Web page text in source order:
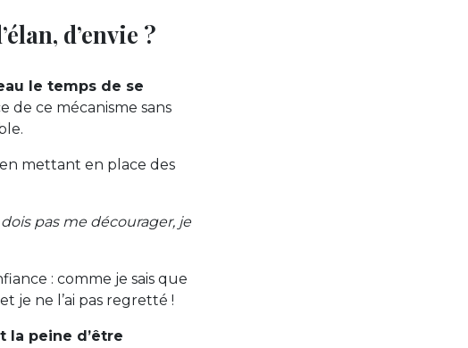
d’envie ?
le temps de se
de ce mécanisme sans
en mettant en place des
pas me décourager, je
: comme je sais que
je ne l’ai pas regretté !
la peine d’être